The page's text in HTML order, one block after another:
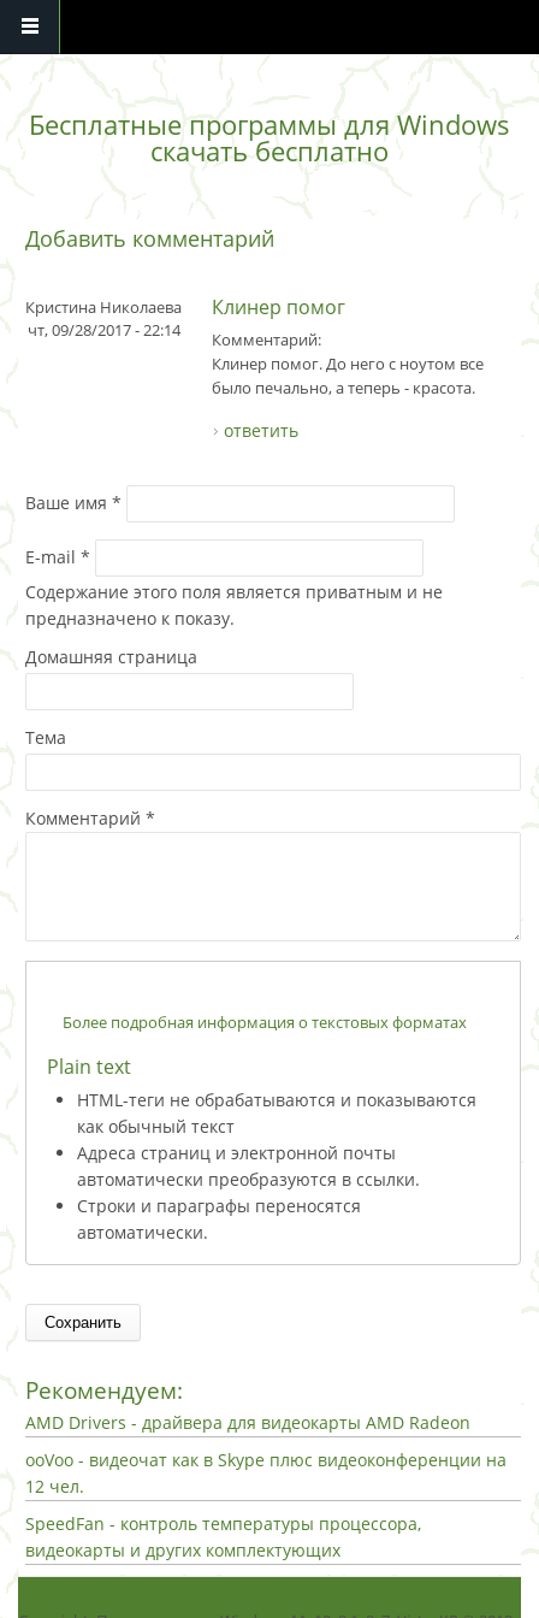
Перейти к основному содержанию
Бесплатные программы для Windows
скачать бесплатно
Добавить комментарий
Кристина Николаева
чт, 09/28/2017 - 22:14
Клинер помог
Комментарий:
Клинер помог. До него с ноутом все
было печально, а теперь - красота.
ответить
Ваше имя *
E-mail *
Содержание этого поля является приватным и не
предназначено к показу.
Домашняя страница
Тема
Комментарий *
Более подробная информация о текстовых форматах
Plain text
HTML-теги не обрабатываются и показываются
как обычный текст
Адреса страниц и электронной почты
автоматически преобразуются в ссылки.
Строки и параграфы переносятся
автоматически.
Рекомендуем:
AMD Drivers - драйвера для видеокарты AMD Radeon
ooVoo - видеочат как в Skype плюс видеоконференции на
12 чел.
SpeedFan - контроль температуры процессора,
видеокарты и других комплектующих